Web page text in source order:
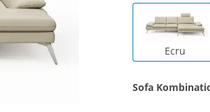
Ecru
Sofa